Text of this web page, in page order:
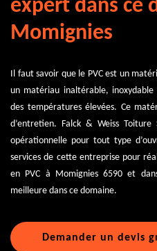
expert dans ce
Momignies
Il faut savoir que le PVC est un
un matériau inaltérable,
des températures élevées. Ce
d’entretien. Falck & Weiss
opérationnelle pour tout type
services de cette entreprise pour
en PVC à Momignies 6590 et
meilleure dans ce domaine.
Demander un devis